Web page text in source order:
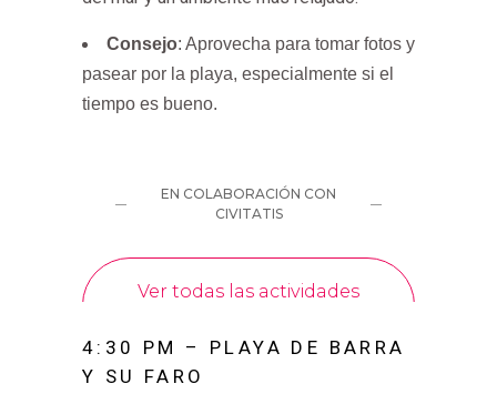
Consejo: Aprovecha para tomar fotos y
pasear por la playa, especialmente si el
tiempo es bueno.
4:30 PM – PLAYA DE BARRA
Y SU FARO